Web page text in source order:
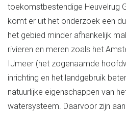
toekomstbestendige Heuvelrug
komt er uit het onderzoek een
het gebied minder afhankelijk
rivieren en meren zoals het
IJmeer (het zogenaamde
inrichting en het landgebruik
natuurlijke eigenschappen van
watersysteem. Daarvoor zijn